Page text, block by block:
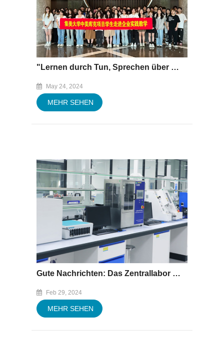
"Lernen durch Tun, Sprechen über die Zukunft" -Jimei Universität Sinoamerikanische Cuke-Programmlehrer und Schüler betraten die Baofeng-Gruppe
May 24, 2024
MEHR SEHEN
Gute Nachrichten: Das Zentrallabor der Xiamen Baofeng Group Co., Ltd. hat die CNAS-Akkreditierung erfolgreich bestanden
Feb 29, 2024
MEHR SEHEN